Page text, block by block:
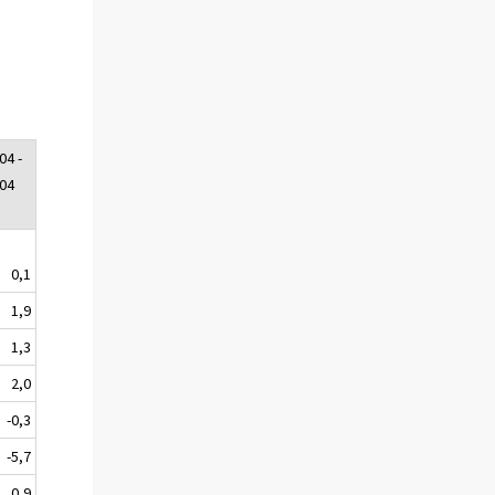
-
0,1
1,9
1,3
2,0
-0,3
-5,7